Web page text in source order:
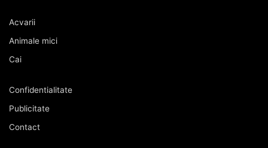
Acvarii
Animale mici
Cai
Confidentialitate
Publicitate
Contact